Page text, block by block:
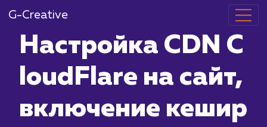
G-Creative
Настройка
loudFlare на